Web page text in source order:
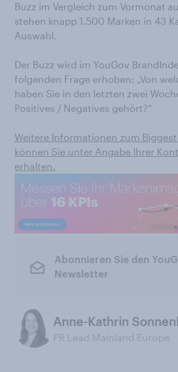
Buzz im Vergleich zum Vormonat
stehen knapp 1.500 Marken in 43
Auswahl.
Der Buzz wird im YouGov
folgenden Frage erhoben: „Von
haben Sie in den letzten zwei
Positives / Negatives gehört?“
Weitere Informationen zum
können Sie unter Angabe Ihrer
erhalten.
Abonnieren Sie den
Newsletter
Anne-Kathrin
PR Lead Mainland Europe